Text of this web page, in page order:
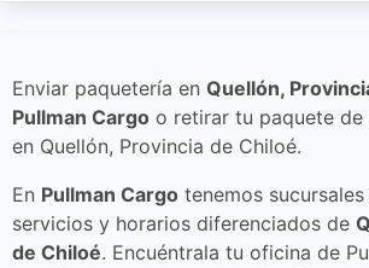
Enviar paquetería en Quellón,
Pullman Cargo o retirar tu paquete de
en Quellón, Provincia de Chiloé.
En Pullman Cargo tenemos
servicios y horarios diferenciados de
de Chiloé. Encuéntrala tu oficina de